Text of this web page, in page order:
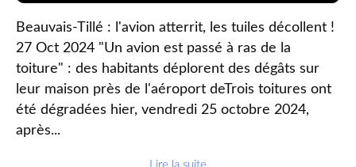
Beauvais-Tillé : l'avion atterrit, les tuiles décollent !
27 Oct 2024 "Un avion est passé à ras de la
toiture" : des habitants déplorent des dégâts sur
leur maison près de l'aéroport deTrois toitures ont
été dégradées hier, vendredi 25 octobre 2024,
après...